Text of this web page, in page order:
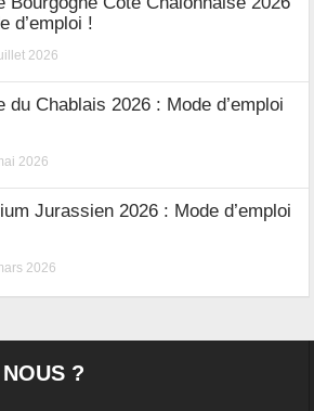
d’emploi !
2026
du Chablais 2026 : Mode d’emploi
2026
Jurassien 2026 : Mode d’emploi
2026
?